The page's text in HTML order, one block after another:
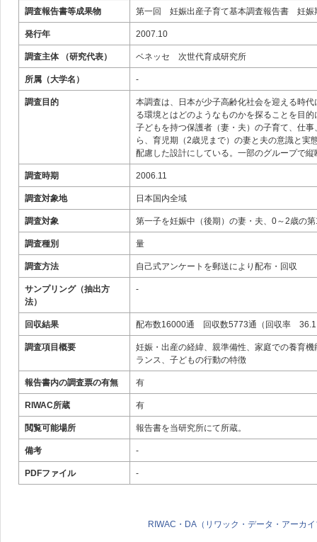
調査報告書等成果物 第一回 妊娠出産子育て基本調査報告書 妊
発行年 2007.10
調査主体 （研究代表） ベネッセ 次世代育成研究所
所属（大学名） ‐
調査目的
本調査は、日本が少子高齢化社会を迎える時
る環境とはどのようなものかを探ることを目
子どもを持つ保護者（妻・夫）の子育て、仕
ら、育児期（2歳児まで）の妻と夫の意識と実
配慮した設計にしている。一部のグループで
調査時期 2006.11
調査対象地 日本国内全域
調査対象 第一子を妊娠中（後期）の妻・夫、0～2歳の
調査種別 量
調査方法 自己式アンケートを郵送により配布・回収
サンプリング（抽出方
法）
‐
回収結果 配布数16000通 回収数5773通（回収率 36.1
調査項目概要
妊娠・出産の経緯、親準備性、家庭での養育
ランス、子どもの行動の特徴
報告書内の調査票の有無 有
RIWAC所蔵 有
閲覧可能場所 報告書を当研究所にて所蔵。
備考 -
PDFファイル -
RIWAC・DA（リワック・データ・アーカ